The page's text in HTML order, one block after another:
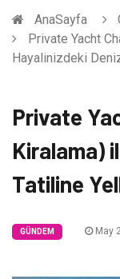
AnaSayfa
Private Yacht
Hayalinizdeki
Private
Kiralama)
Tatiline
GÜNDEM May